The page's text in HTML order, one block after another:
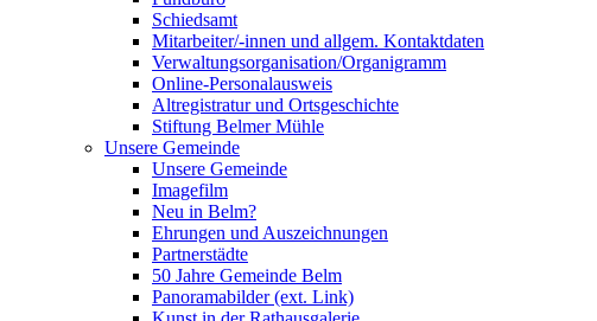
Schiedsamt
Mitarbeiter/-innen und allgem. Kontaktdaten
Verwaltungsorganisation/Organigramm
Online-Personalausweis
Altregistratur und Ortsgeschichte
Stiftung Belmer Mühle
Unsere Gemeinde
Unsere Gemeinde
Imagefilm
Neu in Belm?
Ehrungen und Auszeichnungen
Partnerstädte
50 Jahre Gemeinde Belm
Panoramabilder (ext. Link)